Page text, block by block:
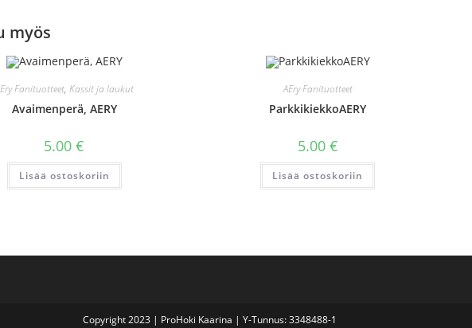
myös
Fanituotteet, Kassit ja laukut
Avaimenperä, AERY
5.00€
Lisää ostoskoriin
AEry Fanituotteet
ParkkikiekkoAERY
5.00 €
Lisää ostoskoriin
Copyright 2023 | ProHoki Kaarina | Y-Tunnus: 3348488-1